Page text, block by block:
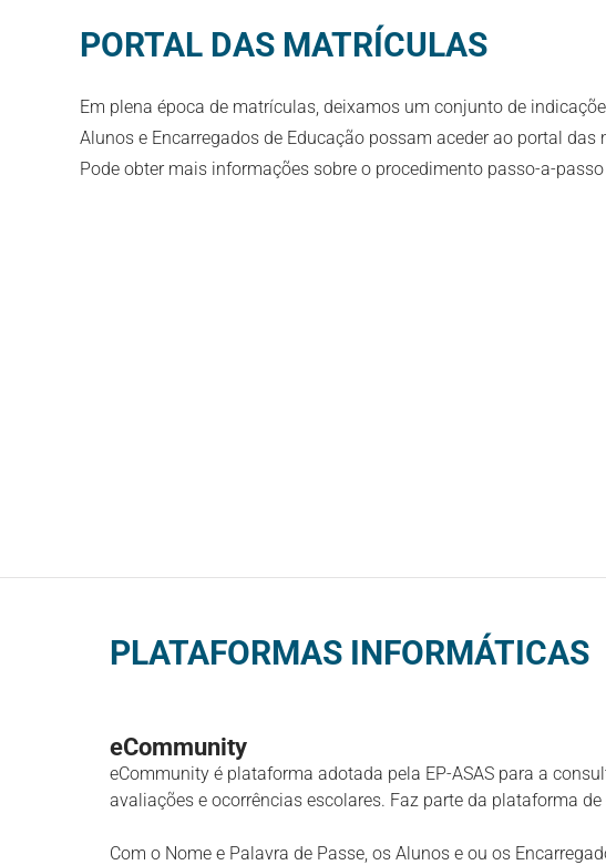
PORTAL DAS MATRÍCULAS
Em plena época de matrículas, deixamos um conjunto de
Alunos e Encarregados de Educação possam aceder ao portal das
Pode obter mais informações sobre o procedimento passo-a-passo
PLATAFORMAS INFORMÁTICAS
eCommunity
eCommunity é plataforma adotada pela EP-ASAS para a
avaliações e ocorrências escolares. Faz parte da plataforma
Com o Nome e Palavra de Passe, os Alunos e ou os